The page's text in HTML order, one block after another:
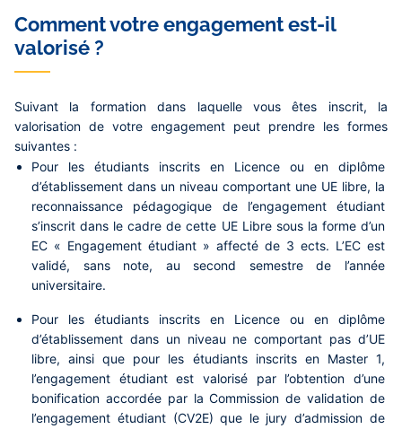
Comment votre engagement est-il
valorisé ?
Suivant la formation dans laquelle vous êtes inscrit, la
valorisation de votre engagement peut prendre les formes
suivantes :
Pour les étudiants inscrits en Licence ou en diplôme
d’établissement dans un niveau comportant une UE libre, la
reconnaissance pédagogique de l’engagement étudiant
s’inscrit dans le cadre de cette UE Libre sous la forme d’un
EC « Engagement étudiant » affecté de 3 ects. L’EC est
validé, sans note, au second semestre de l’année
universitaire.
Pour les étudiants inscrits en Licence ou en diplôme
d’établissement dans un niveau ne comportant pas d’UE
libre, ainsi que pour les étudiants inscrits en Master 1,
l’engagement étudiant est valorisé par l’obtention d’une
bonification accordée par la Commission de validation de
l’engagement étudiant (CV2E) que le jury d’admission de